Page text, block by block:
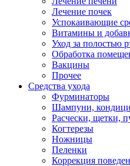
Лечение почек
Успокаивающие
Витамины и
Уход за полостью
Обработка
Вакцины
Прочее
Средства ухода
Фурминаторы
Шампуни,
Расчески, щетки,
Когтерезы
Ножницы
Пеленки
Коррекция